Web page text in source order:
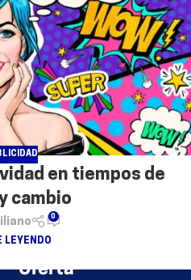
en tiempos de
cambio
0
LEYENDO
Oferta